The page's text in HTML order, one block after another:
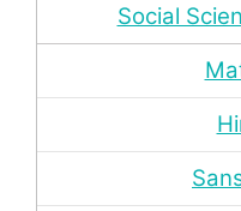
Social